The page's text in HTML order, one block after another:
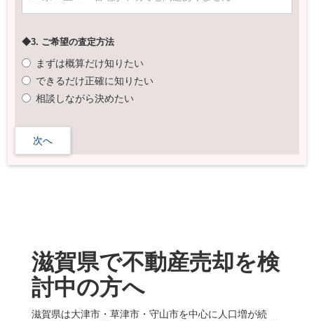
◆3. ご希望の査定方法
まずは概算だけ知りたい
できるだけ正確に知りたい
相談しながら決めたい
次へ
滋賀県で不動産売却を検
討中の方へ
滋賀県は大津市・草津市・守山市を中心に人口増が続